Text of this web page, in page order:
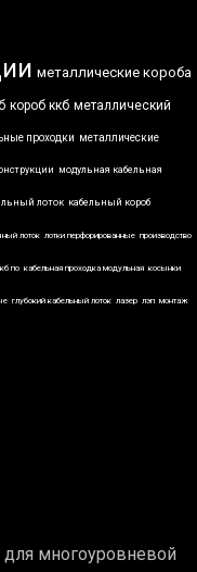
металлические короба
короб ккб металлический
проходки металлические
модульная кабельная
лоток кабельный короб
лоток лотки перфорированные производство
по кабельная проходка модульная косынки
глубокий кабельный лоток лазер лэп монтаж
многоуровневой